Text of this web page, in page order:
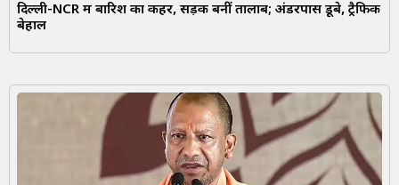
दिल्ली-NCR में बारिश का कहर, सड़कें बनीं तालाब; अंडरपास डूबे, ट्रैफिक
बेहाल